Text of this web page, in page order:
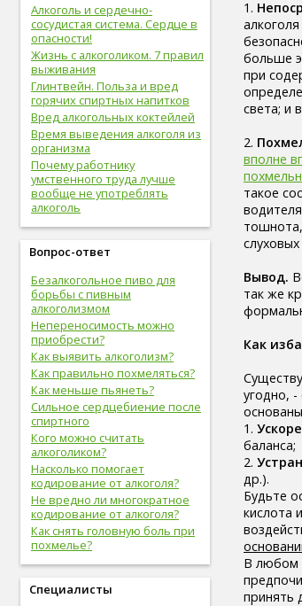
онкологические болезни (12)
инструментальное
исследование (11)
идеальный вес (11)
упражнения (11)
овощи (11)
мужская половая система (10)
психолог (10)
психотерапевт (10)
стоматолог (9)
психотерапия (9)
болезни молочных желез (9)
молочная железа (9)
пищеварительная система (9)
спорт в большом городе (9)
дыхательная система (8)
вредные привычки (8)
беременность (8)
опорно-двигательная
система (8)
гигиена (8)
болезни желудочно-кишечного
тракта (8)
болезни опорно-двигательной
системы, травмы (8)
инфекционные болезни (8)
болезни органов дыхания (7)
урологические болезни (7)
мужские болезни (7)
антропометрия (7)
рот (7)
очки (7)
отбеливание зубов (7)
эндокринная система (7)
потенция (7)
Алкоголь и сердечно-
сосудистая система. Сердце в
опасности!
Жизнь с алкоголиком. 7 правил
выживания
Глинтвейн. Польза и вред
горячих спиртных напитков
Вред алкогольных коктейлей
Время выведения алкоголя из
организма
Почему работнику
умственного труда лучше
вообще не употреблять
алкоголь
Вопрос-ответ
Безалкогольное пиво для
борьбы с пивным
алкоголизмом
Непереносимость можно
приобрести?
Как выявить алкоголизм?
Как правильно похмеляться?
Как меньше пьянеть?
Сильное сердцебиение после
спиртного
Кого можно считать
алкоголиком?
Насколько помогает
кодирование от алкоголя?
Не вредно ли многократное
кодирование от алкоголя?
Как снять головную боль при
похмелье?
Специалисты
1.
больше
при
света; и
2.
вполне
такое
Вывод.
так же
Как
угодно, -
1.
баланса;
2.
др.).
Будьте
кислота
В любом
принять